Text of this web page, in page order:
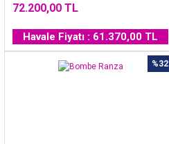
72.200,00 TL
Havale Fiyatı : 61.370,00 TL
%32